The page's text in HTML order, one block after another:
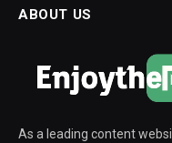
ABOUT US
As a leading content